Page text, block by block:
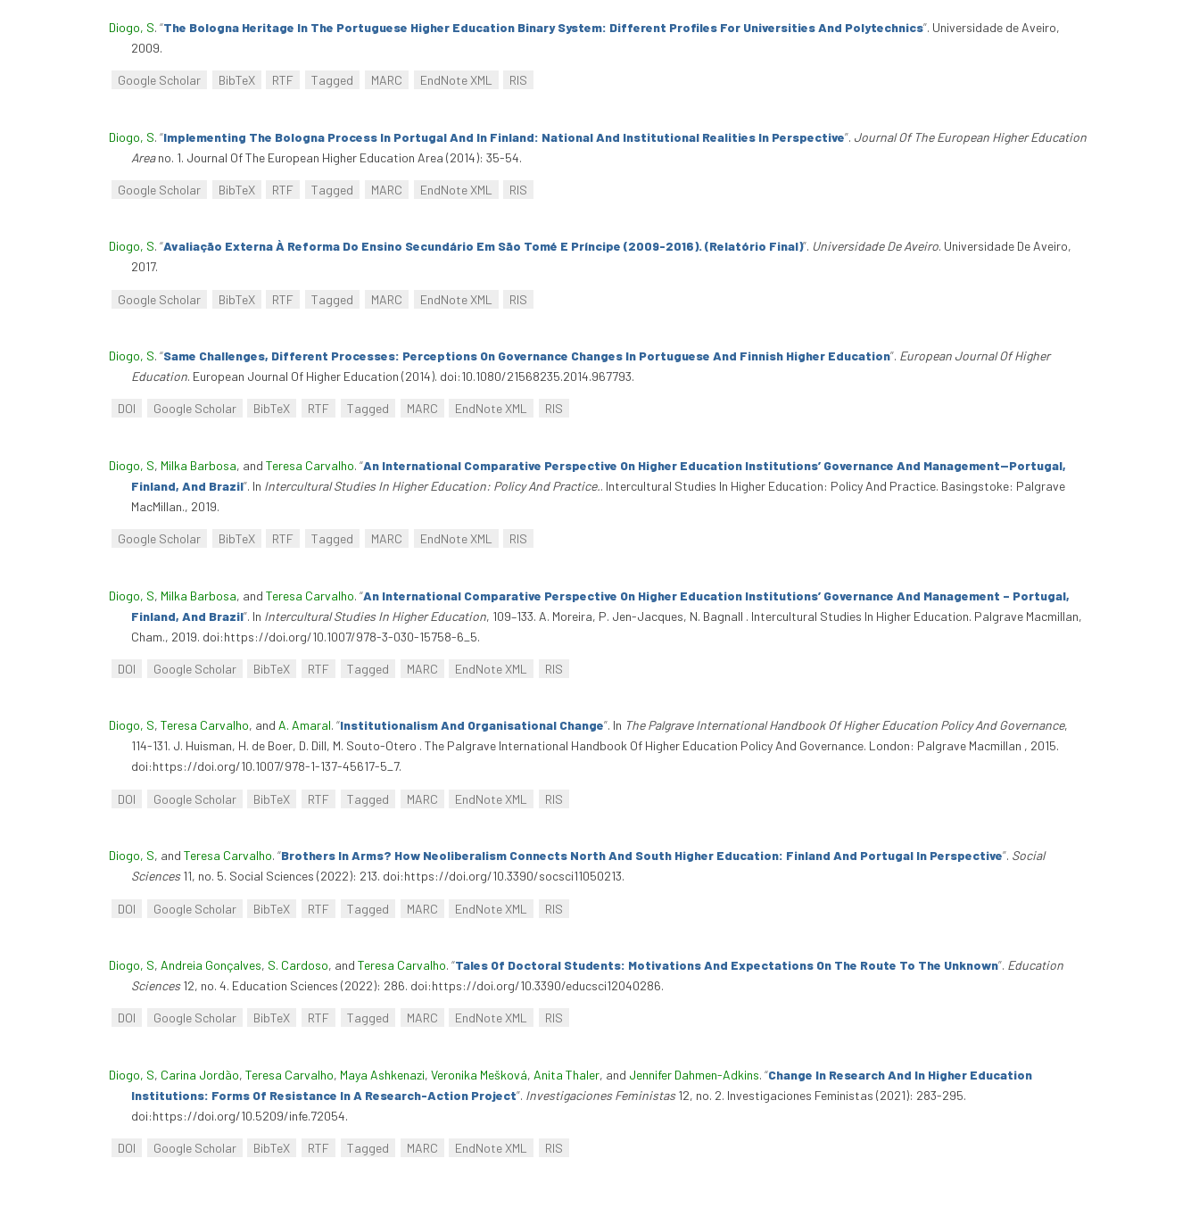
Diogo, S. “The Bologna Heritage In The Portuguese Higher Education Binary System: Different Profiles For Universities And Polytechnics”. Universidade de Aveiro,
2009.
Google Scholar BibTeX RTF Tagged MARC EndNote XML RIS
Diogo, S. “Implementing The Bologna Process In Portugal And In Finland: National And Institutional Realities In Perspective”. Journal Of The European Higher Education
Areano. 1. Journal Of The European Higher Education Area (2014): 35-54.
Google Scholar BibTeX RTF Tagged MARC EndNote XML RIS
Diogo, S. “Avaliação Externa À Reforma Do Ensino Secundário Em São Tomé E Príncipe (2009-2016). (Relatório Final)”. Universidade De Aveiro. Universidade De Aveiro,
2017.
Google Scholar BibTeX RTF Tagged MARC EndNote XML RIS
Diogo, S. “Same Challenges, Different Processes: Perceptions On Governance Changes In Portuguese And Finnish Higher Education”. European Journal Of Higher
Education. European Journal Of Higher Education (2014). doi:10.1080/21568235.2014.967793.
DOI Google Scholar BibTeX RTF Tagged MARC EndNote XML RIS
Diogo, S, Milka Barbosa, and Teresa Carvalho. “An International Comparative Perspective On Higher Education Institutions’ Governance And Management—Portugal,
Finland, And Brazil”. In Intercultural Studies In Higher Education: Policy And Practice.. Intercultural Studies In Higher Education: Policy And Practice. Basingstoke: Palgrave
MacMillan., 2019.
Google Scholar BibTeX RTF Tagged MARC EndNote XML RIS
Diogo, S, Milka Barbosa, and Teresa Carvalho. “An International Comparative Perspective On Higher Education Institutions’ Governance And Management – Portugal,
Finland, And Brazil”. In Intercultural Studies In Higher Education, 109–133. A. Moreira, P. Jen-Jacques, N. Bagnall . Intercultural Studies In Higher Education. Palgrave Macmillan,
Cham., 2019. doi:https://doi.org/10.1007/978-3-030-15758-6_5.
DOI Google Scholar BibTeX RTF Tagged MARC EndNote XML RIS
Diogo, S, Teresa Carvalho, and A. Amaral. “Institutionalism And Organisational Change”. In The Palgrave International Handbook Of Higher Education Policy And Governance,
114-131. J. Huisman, H. de Boer, D. Dill, M. Souto-Otero . The Palgrave International Handbook Of Higher Education Policy And Governance. London: Palgrave Macmillan , 2015.
doi:https://doi.org/10.1007/978-1-137-45617-5_7.
DOI Google Scholar BibTeX RTF Tagged MARC EndNote XML RIS
Diogo, S, and Teresa Carvalho. “Brothers In Arms? How Neoliberalism Connects North And South Higher Education: Finland And Portugal In Perspective”. Social
Sciences11, no. 5. Social Sciences (2022): 213. doi:https://doi.org/10.3390/socsci11050213.
DOI Google Scholar BibTeX RTF Tagged MARC EndNote XML RIS
Diogo, S, Andreia Gonçalves, S. Cardoso, and Teresa Carvalho. “Tales Of Doctoral Students: Motivations And Expectations On The Route To The Unknown”. Education
Sciences12, no. 4. Education Sciences (2022): 286. doi:https://doi.org/10.3390/educsci12040286.
DOI Google Scholar BibTeX RTF Tagged MARC EndNote XML RIS
Diogo, S, Carina Jordão, Teresa Carvalho, Maya Ashkenazi, Veronika Mešková, Anita Thaler, and Jennifer Dahmen-Adkins. “Change In Research And In Higher Education
Institutions: Forms Of Resistance In A Research-Action Project”. Investigaciones Feministas12, no. 2. Investigaciones Feministas (2021): 283-295.
doi:https://doi.org/10.5209/infe.72054.
DOI Google Scholar BibTeX RTF Tagged MARC EndNote XML RIS